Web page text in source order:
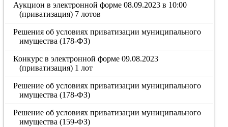
Аукцион в электронной форме 08.09.2023 в 10:00
(приватизация) 7 лотов
Решения об условиях приватизации муниципального
имущества (178-ФЗ)
Конкурс в электронной форме 09.08.2023
(приватизация) 1 лот
Решение об условиях приватизации муниципального
имущества (178-ФЗ)
Решение об условиях приватизации муниципального
имущества (159-ФЗ)